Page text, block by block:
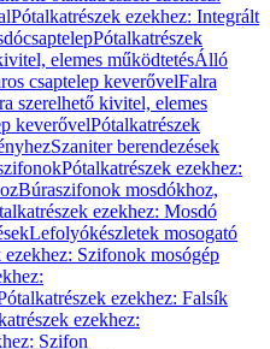
Pótalkatrészek ezekhez: Integrált
Pótalkatrészek
elemes működtetésÁlló
csaptelep keverővelFalra
szerelhető kivitel, elemes
keverővelPótalkatrészek
Szaniter berendezések
Pótalkatrészek ezekhez:
Búraszifonok mosdókhoz,
ezekhez: Mosdó
Lefolyókészletek mosogató
ezekhez: Szifonok mosógép
ezekhez: Falsík
ezekhez:
Szifon